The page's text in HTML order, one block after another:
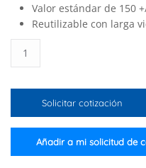
Valor estándar de 150
Reutilizable con larga
de
Calibración
del
Solicitar cotización
Añadir a mi solicitud de